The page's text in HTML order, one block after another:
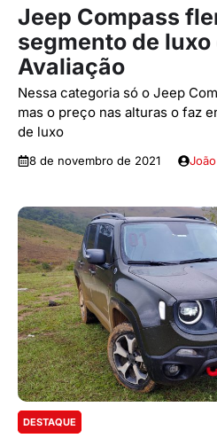
Jeep Compass
segmento de luxo
Avaliação
Nessa categoria só o Jeep
mas o preço nas alturas o faz
de luxo
8 de novembro de 2021
DESTAQUE